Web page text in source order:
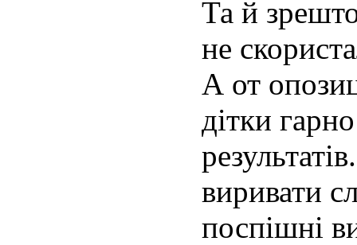
Та й
не
А от
дітки
виривати
поспішні